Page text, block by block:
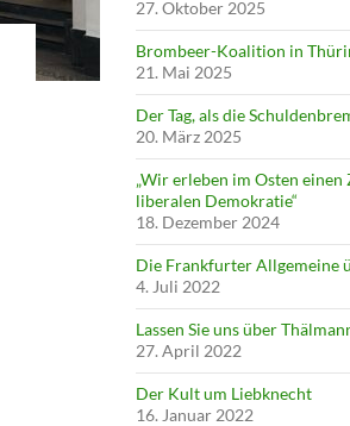
27. Oktober 2025
Brombeer-Koalition in
21. Mai 2025
Der Tag, als die
20. März 2025
„Wir erleben im Osten
liberalen Demokratie“
18. Dezember 2024
Die Frankfurter Allgemeine
4. Juli 2022
Lassen Sie uns über
27. April 2022
Der Kult um Liebknecht
16. Januar 2022